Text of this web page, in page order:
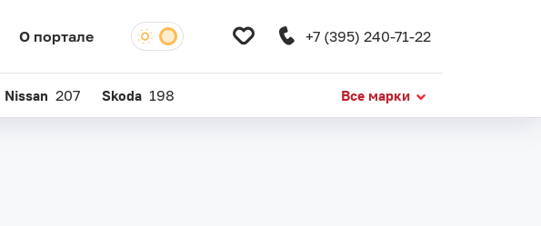
О портале +7 (395) 240-71-22
Nissan 207 Skoda 198 Все марки